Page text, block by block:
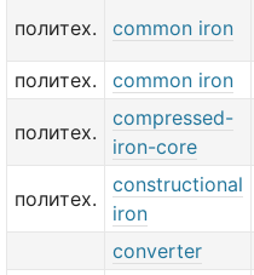
политех. common iron
политех.
common iron
политех.
compressed-
iron-core
политех.
constructional
iron
converter